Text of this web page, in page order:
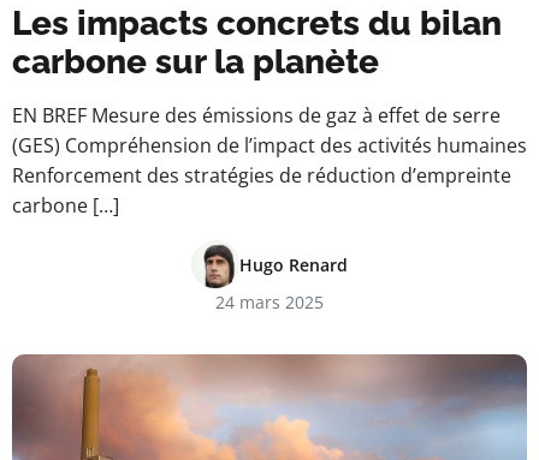
Les impacts concrets du bilan
carbone sur la planète
EN BREF Mesure des émissions de gaz à effet de serre
(GES) Compréhension de l’impact des activités humaines
Renforcement des stratégies de réduction d’empreinte
carbone […]
Hugo Renard
24 mars 2025